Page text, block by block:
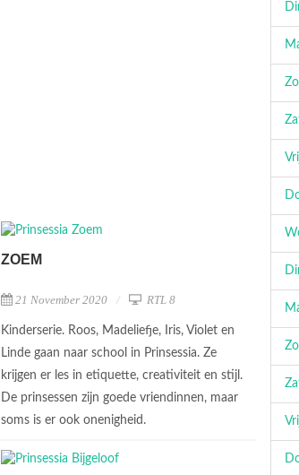
ZOEM
21 November 2020 RTL 8
Kinderserie. Roos, Madeliefje, Iris, Violet en
Linde gaan naar school in Prinsessia. Ze
krijgen er les in etiquette, creativiteit en stijl.
De prinsessen zijn goede vriendinnen, maar
soms is er ook onenigheid.